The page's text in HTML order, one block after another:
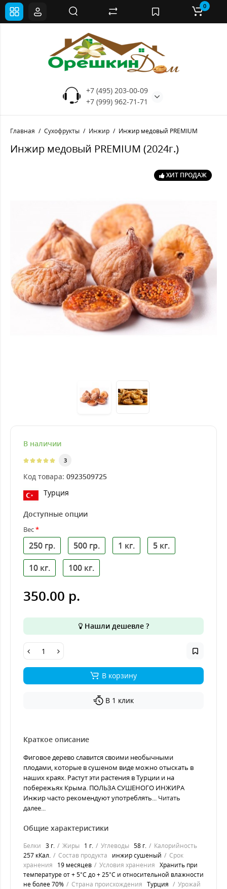
+7 (495) 203-00-09
+7 (999) 962-71-71
0
Главная Сухофрукты Инжир Инжир медовый PREMIUM
Инжир медовый PREMIUM (2024г.)
ХИТ ПРОДАЖ
В наличии
3
Код товара: 0923509725
Турция
Доступные опции
Вес
250 гр. 500 гр. 1 кг.
5 кг.
10 кг.
100 кг.
350.00 р.
Нашли дешевле ?
В корзину
В 1 клик
Краткое описание
Фиговое дерево славится своими необычными
плодами, которые в сушеном виде можно отыскать в
наших краях. Растут эти растения в Турции и на
побережьях Крыма. ПОЛЬЗА СУШЕНОГО ИНЖИРА
Инжир часто рекомендуют употреблять... Читать
далее...
Общие характеристики
Белки 3 г. Жиры 1 г. Углеводы 58 г.
Калорийность
257 кКал.
Состав продукта инжир сушеный
Срок
хранения
19 месяцев Условия хранения Хранить при
температуре от + 5°С до + 25°С и относительной влажности
не более 70%
Страна происхождения Турция
Урожай